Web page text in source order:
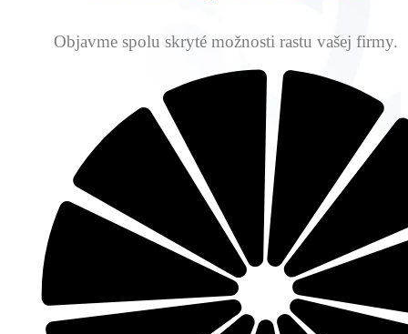
Objavme spolu skryté možnosti rastu vašej firmy.